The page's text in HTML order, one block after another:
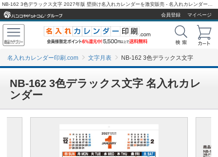
会員登録
マイページ
名入れカレンダー印刷.com 文字月表 NB-162 3色デラックス文字
NB-162 3色デラックス文字 名入れカレ
ンダー